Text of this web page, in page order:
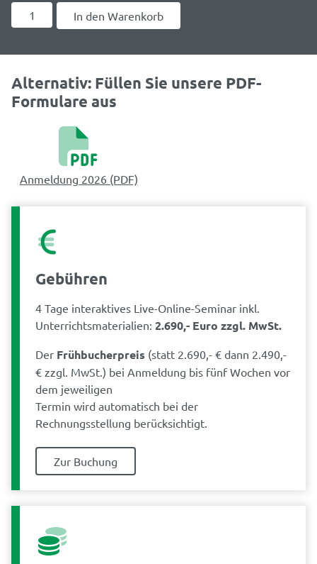
Expert*in
Nachhaltigkeits-
In den Warenkorb
Alternativ: Füllen Sie unsere PDF-
Formulare aus
Anmeldung 2026 (PDF)
Gebühren
4 Tage interaktives Live-Online-Seminar inkl.
Unterrichtsmaterialien: 2.690,- Euro zzgl. MwSt.
Der Frühbucherpreis (statt 2.690,- € dann 2.490,-
€ zzgl. MwSt.) bei Anmeldung bis fünf Wochen vor
dem jeweiligen
Termin wird automatisch bei der
Rechnungsstellung berücksichtigt.
Zur Buchung